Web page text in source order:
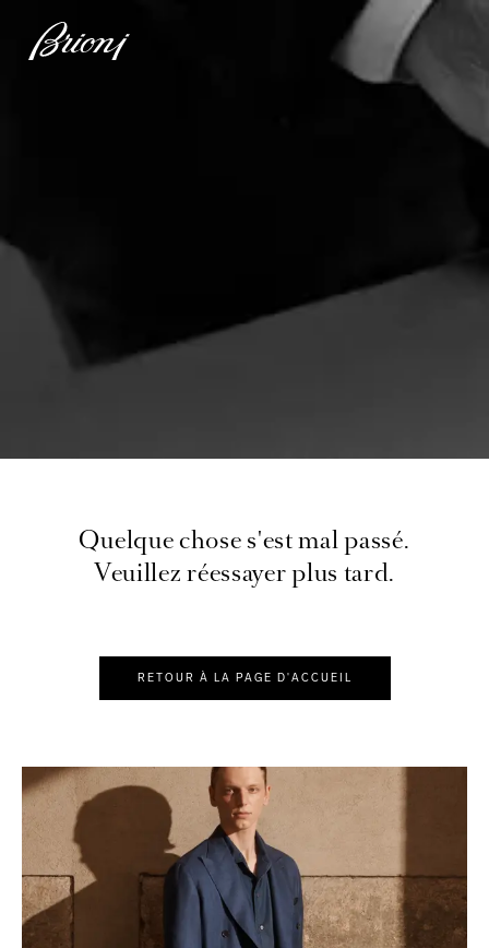
Quelque chose s'est mal passé.
Veuillez réessayer plus tard.
RETOUR À LA PAGE D'ACCUEIL